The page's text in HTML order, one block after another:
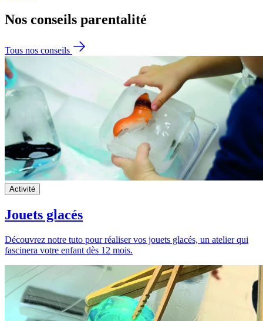
Nos conseils parentalité
Tous nos conseils
Activité
Jouets glacés
Découvrez notre tuto pour réaliser vos jouets glacés, un atelier qui
fascinera votre enfant dès 12 mois.